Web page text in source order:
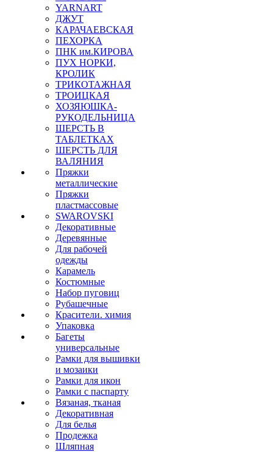
YARNART
ДЖУТ
КАРАЧАЕВСКАЯ
ПЕХОРКА
ПНК им.КИРОВА
ПУХ НОРКИ,
КРОЛИК
ТРИКОТАЖНАЯ
ТРОИЦКАЯ
ХОЗЯЮШКА-
РУКОДЕЛЬНИЦА
ШЕРСТЬ В
ТАБЛЕТКАХ
ШЕРСТЬ ДЛЯ
ВАЛЯНИЯ
Пряжки
металлические
Пряжки
пластмассовые
SWAROVSKI
Декоративные
Деревянные
Для рабочей
одежды
Карамель
Костюмные
Набор пуговиц
Рубашечные
Красители. химия
Упаковка
Багеты
универсальные
Рамки для вышивки
и мозаики
Рамки для икон
Рамки с паспарту
Вязаная, тканая
Декоративная
Для белья
Продежка
Шляпная